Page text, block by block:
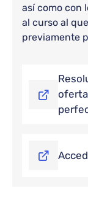
así como con
al curso al
previamente